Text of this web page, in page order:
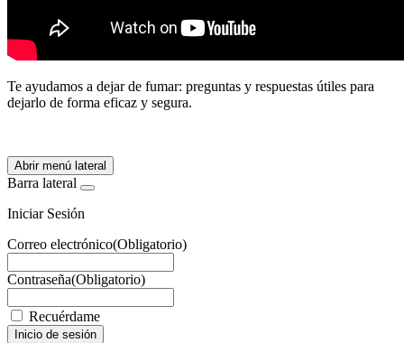
Te ayudamos a dejar de fumar: preguntas y respuestas útiles para
dejarlo de forma eficaz y segura.
Abrir menú lateral
Barra lateral
Iniciar Sesión
Correo electrónico(Obligatorio)
Contraseña(Obligatorio)
Recuérdame